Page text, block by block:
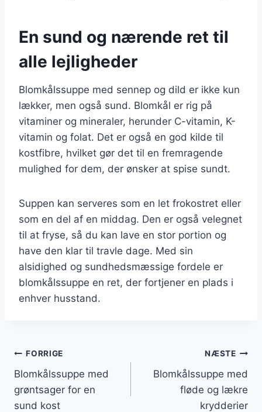
En sund og nærende ret til
alle lejligheder
Blomkålssuppe med sennep og dild er ikke kun
lækker, men også sund. Blomkål er rig på
vitaminer og mineraler, herunder C-vitamin, K-
vitamin og folat. Det er også en god kilde til
kostfibre, hvilket gør det til en fremragende
mulighed for dem, der ønsker at spise sundt.
Suppen kan serveres som en let frokostret eller
som en del af en middag. Den er også velegnet
til at fryse, så du kan lave en stor portion og
have den klar til travle dage. Med sin
alsidighed og sundhedsmæssige fordele er
blomkålssuppe en ret, der fortjener en plads i
enhver husstand.
Indlægsnavigation
FORRIGE
Blomkålssuppe med
grøntsager for en
sund kost
NÆSTE
Blomkålssuppe med
fløde og lækre
krydderier